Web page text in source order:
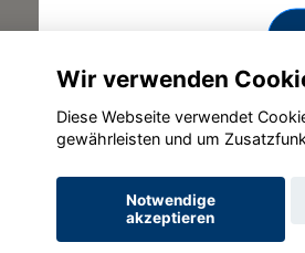
Wir verwenden
Diese Webseite verwendet
gewährleisten und um
Notwendige
akzeptieren